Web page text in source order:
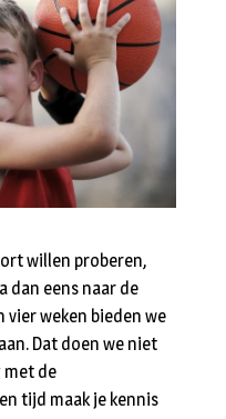
willen proberen,
dan eens naar de
vier weken bieden we
Dat doen we niet
met de
tijd maak je kennis